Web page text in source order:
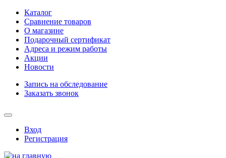
Каталог
Сравнение товаров
О магазине
Подарочный сертификат
Адреса и режим работы
Акции
Новости
Запись на обследование
Заказать звонок
Вход
Регистрация